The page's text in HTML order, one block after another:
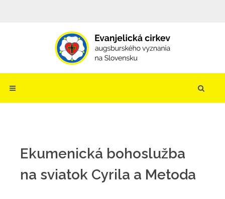
Ekumenická bohoslužba
na sviatok Cyrila a Metoda